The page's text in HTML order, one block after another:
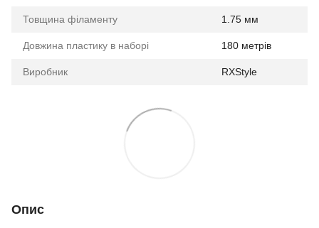
Товщина філаменту 1.75 мм
Довжина пластику в наборі 180 метрів
Виробник RXStyle
Опис